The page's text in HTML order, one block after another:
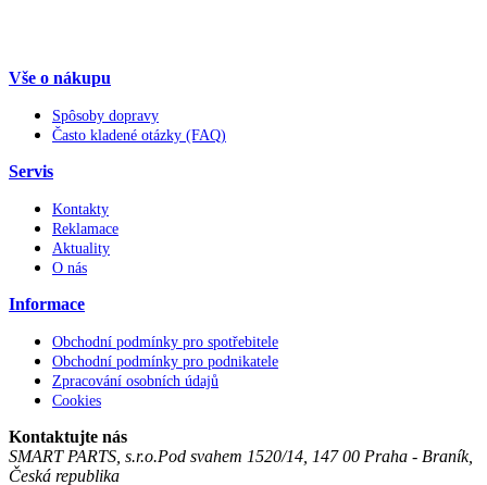
Vše o nákupu
Spôsoby dopravy
Často kladené otázky (FAQ)
Servis
Kontakty
Reklamace
Aktuality
O nás
Informace
Obchodní podmínky pro spotřebitele
Obchodní podmínky pro podnikatele
Zpracování osobních údajů
Cookies
Kontaktujte nás
SMART PARTS, s.r.o.Pod svahem 1520/14 147 00 Praha - Braník,
Česká republika